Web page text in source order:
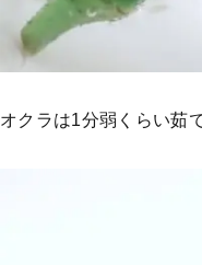
オクラは1分弱くらい茹